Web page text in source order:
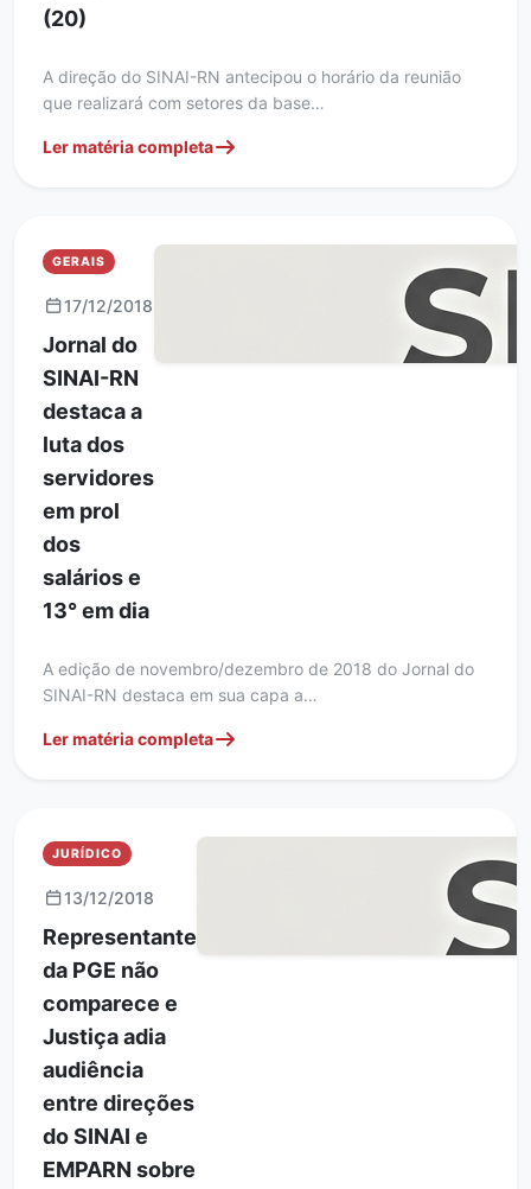
(20)
A direção do SINAI-RN antecipou o horário da reunião
que realizará com setores da base…
Ler matéria completa
GERAIS
17/12/2018
Jornal do
SINAI-RN
destaca a
luta dos
servidores
em prol
dos
salários e
13° em dia
A edição de novembro/dezembro de 2018 do Jornal do
SINAI-RN destaca em sua capa a…
Ler matéria completa
JURÍDICO
13/12/2018
Representante
da PGE não
comparece e
Justiça adia
audiência
entre direções
do SINAI e
EMPARN sobre